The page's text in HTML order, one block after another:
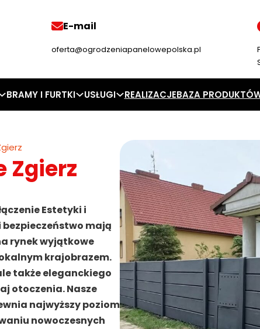
E-mail
oferta@ogrodzeniapanelowepolska.pl
BRAMY I FURTKI USŁUGI REALIZACJEBAZA
Zgierz
Estetyki i
bezpieczeństwo mają
rynek wyjątkowe
krajobrazem.
także eleganckiego
otoczenia. Nasze
najwyższy poziom
nowoczesnych